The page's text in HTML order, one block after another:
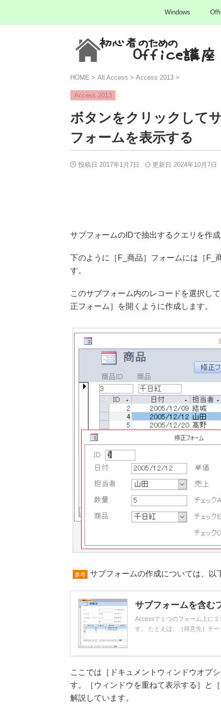
Windows
HOME > All Access > Access 2013 >
Access 2013
ボタンをクリックして
フォームを表示する
投稿日 2017年1月7日 更新日 2024年10月7日
サブフォームのIDで抽出するクエリを作
下のように［F_商品］フォームには［F_
す。
このサブフォーム内のレコードを選択し
正フォーム］を開くように作成します。
参考 サブフォームの作成については、以
サブフォームを含む
Accessで１つのフォーム上に
す。 たとえば、［得意先］テー
ここでは［ドキュメントウィンドウオプ
す。［ウィンドウを重ねて表示する］と
解説しています。